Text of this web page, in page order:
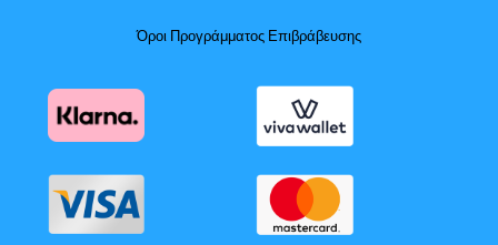
Όροι Προγράμματος Επιβράβευσης